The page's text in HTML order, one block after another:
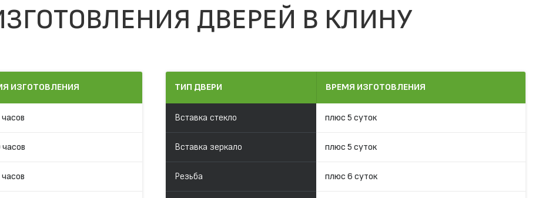
ДВЕРЕЙ В КЛИНУ
ИЗГОТОВЛЕНИЯ ТИП ДВЕРИ ВРЕМЯ ИЗГОТОВЛЕНИЯ
Вставка стекло плюс 5 суток
Вставка зеркало плюс 5 суток
Резьба плюс 6 суток